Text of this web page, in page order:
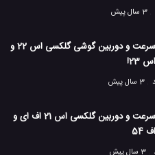
3 سال پیش
مقایسه سرعت و دوربین گوشی گلکسی اس 22 و
23!
3 سال پیش
مقایسه سرعت و دوربین گلکسی اس 21 اف ای و
54
3 سال پیش